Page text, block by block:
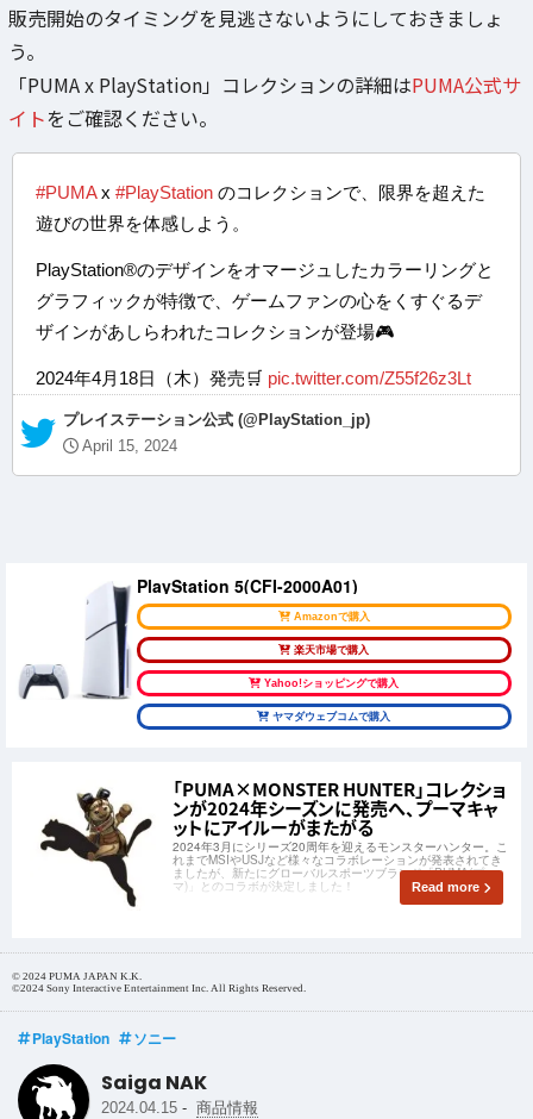
販売開始のタイミングを見逃さないようにしておきましょ
う。
「PUMA x PlayStation」コレクションの詳細はPUMA公式サ
イトをご確認ください。
#PUMAx #PlayStation のコレクションで、限界を超えた
遊びの世界を体感しよう。​​
PlayStation®のデザインをオマージュしたカラーリングと
グラフィックが特徴で、ゲームファンの心をくすぐるデ
ザインがあしらわれたコレクションが登場🎮​
2024年4月18日（木）発売🛒 pic.twitter.com/Z55f26z3Lt
— プレイステーション公式 (@PlayStation_jp)
April 15, 2024
PlayStation 5(CFI-2000A01)
Amazonで購入
楽天市場で購入
Yahoo!ショッピングで購入
ヤマダウェブコムで購入
「PUMA×MONSTER HUNTER」コレクショ
ンが2024年シーズンに発売へ、プーマキャ
ットにアイルーがまたがる
2024年3月にシリーズ20周年を迎えるモンスターハンター。こ
れまでMSIやUSJなど様々なコラボレーションが発表されてき
ましたが、新たにグローバルスポーツブランド「PUMA(プー
マ)」とのコラボが決定しました！ Read more
© 2024 PUMA JAPAN K.K.
©2024 Sony Interactive Entertainment Inc. All Rights Reserved.
PlayStation ソニー
Saiga NAK
2024.04.15 - 商品情報